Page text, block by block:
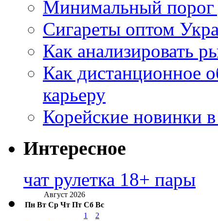
Минимальный порог
Сигареты оптом
Как анализировать
Как дистанционное
карьеру
Корейские новинки
Интересное
чат рулетка 18+ пары
Август 2026
Пн Вт Ср Чт Пт Сб Вс
1
2